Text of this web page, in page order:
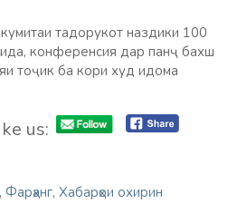
тадорукот наздики 100
конференсия дар панҷ бахш
тоҷик ба кори худ идома
us:
, Фарҳанг, Хабарҳои охирин